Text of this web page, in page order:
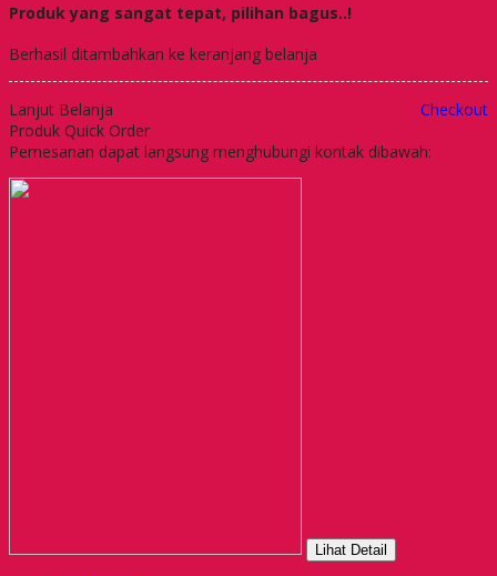
Produk yang sangat tepat, pilihan bagus..!
Berhasil ditambahkan ke keranjang belanja
Lanjut Belanja
Checkout
Produk Quick Order
Pemesanan dapat langsung menghubungi kontak dibawah:
Lihat Detail